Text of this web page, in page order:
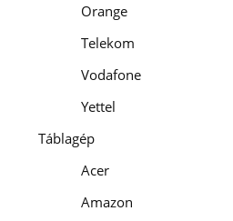
Orange
Telekom
Vodafone
Yettel
Táblagép
Acer
Amazon